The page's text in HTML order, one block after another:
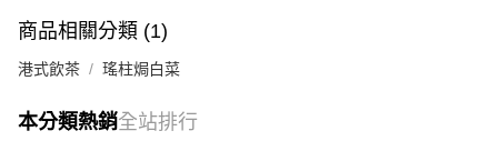
商品相關分類 (1)
港式飲茶 瑤柱焗白菜
本分類熱銷全站排行